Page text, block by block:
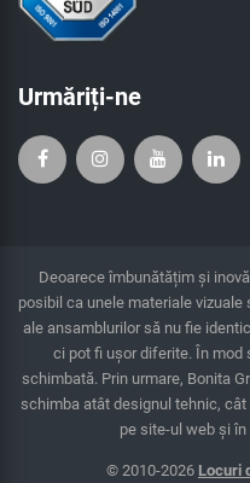
Urmăriți-ne
Deoarece îmbunătățim și
posibil ca unele materiale
ale ansamblurilor să nu fie
ci pot fi ușor diferite. În mod
schimbată. Prin urmare, Bonita
schimba atât designul tehnic,
pe site-ul web și
© 2010-2026 Locuri